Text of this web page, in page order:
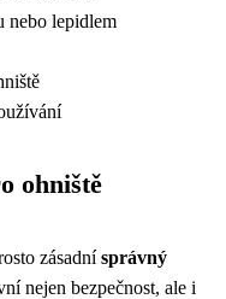
nebo lepidlem
ohniště
zásadnísprávný
nejen bezpečnost, ale i